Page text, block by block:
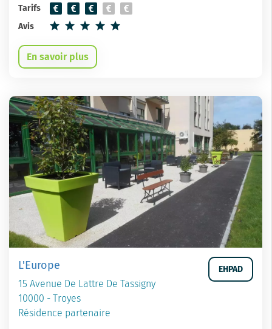
Tarifs
Avis
En savoir plus
L'Europe
15 Avenue De Lattre De Tassigny
10000 - Troyes
Résidence partenaire
EHPAD